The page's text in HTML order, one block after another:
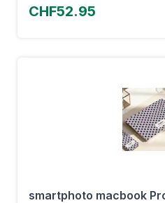
CHF52.95
smartphoto macbook